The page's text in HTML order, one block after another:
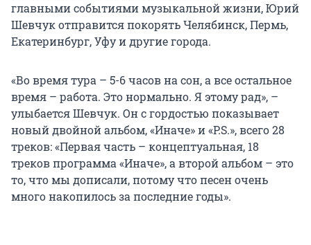
главными событиями музыкальной жизни, Юрий
Шевчук отправится покорять Челябинск, Пермь,
Екатеринбург, Уфу и другие города.
«Во время тура – 5-6 часов на сон, а все остальное
время – работа. Это нормально. Я этому рад», –
улыбается Шевчук. Он с гордостью показывает
новый двойной альбом, «Иначе» и «P.S.», всего 28
треков: «Первая часть – концептуальная, 18
треков программа «Иначе», а второй альбом – это
то, что мы дописали, потому что песен очень
много накопилось за последние годы».